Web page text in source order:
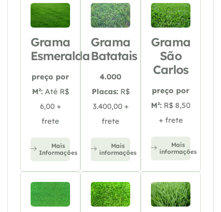
Grama
Esmeralda
preço por
M²: Até R$
6,00 +
frete
Mais
Informações
Grama
Batatais
4.000
Placas: R$
3.400,00 +
frete
Mais
informações
Grama
São
Carlos
preço por
M²: R$ 8,50
+ frete
Mais
informações